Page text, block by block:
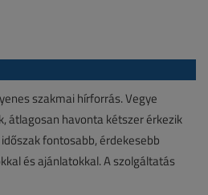
szakmai hírforrás. Vegye
átlagosan havonta kétszer érkezik
fontosabb, érdekesebb
és ajánlatokkal. A szolgáltatás